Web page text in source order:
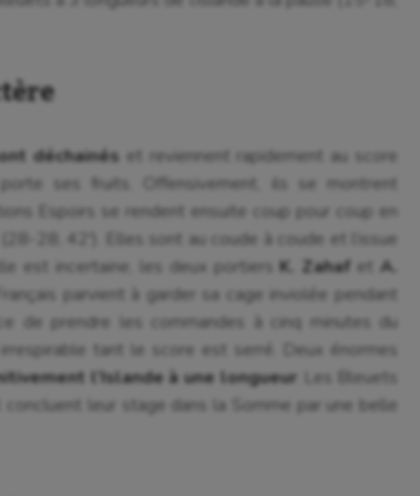
déchainés et reviennent rapidement au score
ses fruits. Offensivement, ils se montrent
Espoirs se rendent ensuite coup pour coup en
28, 42′). Elles sont au coude à coude et l’issue
est incertaine, les deux portiersK. Zahaf et A.
parvient à garder sa cage inviolée pendant
de prendre les commandes à cinq minutes du
tant le score est serré. Deux énormes
l’Islande à une longueur . Les Bleuets
leur stage dans la Somme par une belle